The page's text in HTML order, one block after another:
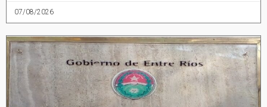
07/08/2026